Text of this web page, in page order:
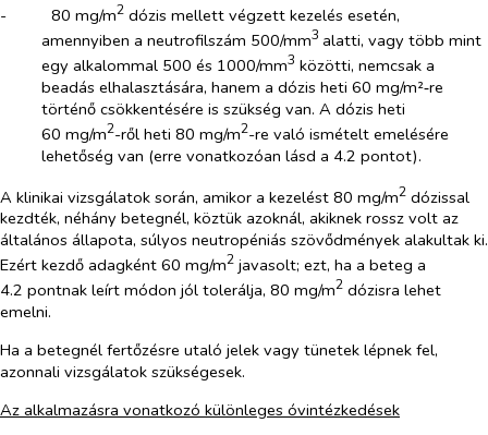
-​
80 mg/m2dózis mellett végzett kezelés esetén,
amennyiben a neutrofilszám 500/mm3 alatti, vagy több mint
egy alkalommal 500 és 1000/mm3 közötti, nemcsak a
beadás elhalasztására, hanem a dózis heti 60 mg/m²‑re
történő csökkentésére is szükség van. A dózis heti
60 mg/m2-ről heti 80 mg/m2-re való ismételt emelésére
lehetőség van (erre vonatkozóan lásd a 4.2 pontot).
A klinikai vizsgálatok során, amikor a kezelést 80 mg/m2 dózissal
kezdték, néhány betegnél, köztük azoknál, akiknek rossz volt az
általános állapota, súlyos neutropéniás szövődmények alakultak ki.
Ezért kezdő adagként 60 mg/m2 javasolt; ezt, ha a beteg a
4.2 pontnak leírt módon jól tolerálja, 80 mg/m2 dózisra lehet
emelni.
Ha a betegnél fertőzésre utaló jelek vagy tünetek lépnek fel,
azonnali vizsgálatok szükségesek.
Az alkalmazásra vonatkozó különleges óvintézkedések